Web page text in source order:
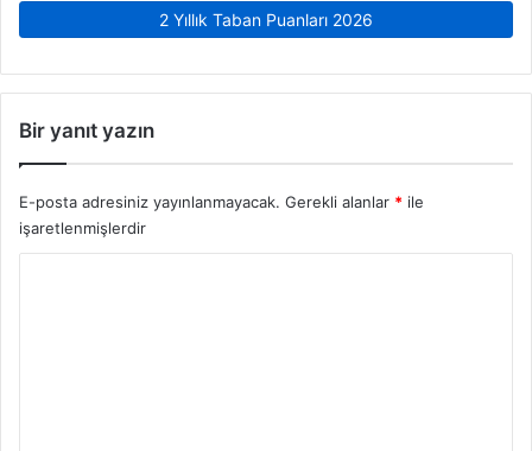
2 Yıllık Taban Puanları 2026
Bir yanıt yazın
E-posta adresiniz yayınlanmayacak. Gerekli alanlar * ile
işaretlenmişlerdir